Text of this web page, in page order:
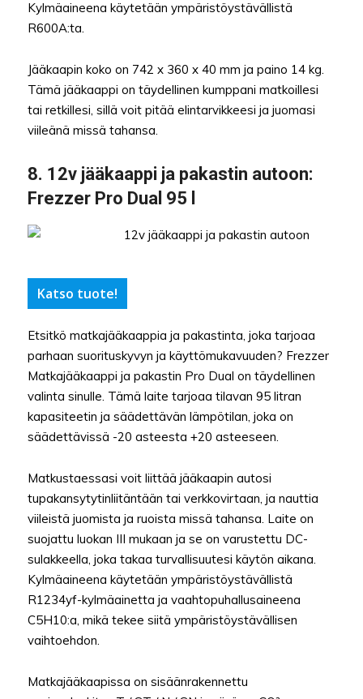
Kylmäaineena käytetään ympäristöystävällistä
R600A:ta.
Jääkaapin koko on 742 x 360 x 40 mm ja paino 14 kg.
Tämä jääkaappi on täydellinen kumppani matkoillesi
tai retkillesi, sillä voit pitää elintarvikkeesi ja juomasi
viileänä missä tahansa.
8. 12v jääkaappi ja pakastin autoon:
Frezzer Pro Dual 95 l
Katso tuote!
Etsitkö matkajääkaappia ja pakastinta, joka tarjoaa
parhaan suorituskyvyn ja käyttömukavuuden? Frezzer
Matkajääkaappi ja pakastin Pro Dual on täydellinen
valinta sinulle. Tämä laite tarjoaa tilavan 95 litran
kapasiteetin ja säädettävän lämpötilan, joka on
säädettävissä -20 asteesta +20 asteeseen.
Matkustaessasi voit liittää jääkaapin autosi
tupakansytytinliitäntään tai verkkovirtaan, ja nauttia
viileistä juomista ja ruoista missä tahansa. Laite on
suojattu luokan III mukaan ja se on varustettu DC-
sulakkeella, joka takaa turvallisuutesi käytön aikana.
Kylmäaineena käytetään ympäristöystävällistä
R1234yf-kylmäainetta ja vaahtopuhallusaineena
C5H10:a, mikä tekee siitä ympäristöystävällisen
vaihtoehdon.
Matkajääkaapissa on sisäänrakennettu